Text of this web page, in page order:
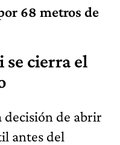
68 metros de
se cierra el
decisión de abrir
antes del